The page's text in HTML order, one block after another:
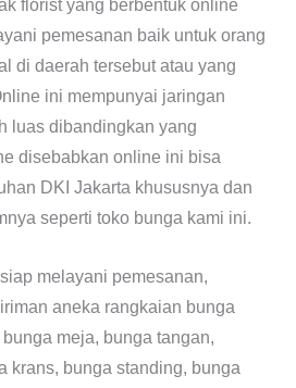
florist yang berbentuk online
pemesanan baik untuk orang
di daerah tersebut atau yang
ini mempunyai jaringan
luas dibandingkan yang
disebabkan online ini bisa
DKI Jakarta khususnya dan
seperti toko bunga kami ini.
melayani pemesanan,
aneka rangkaian bunga
meja, bunga tangan,
krans, bunga standing, bunga